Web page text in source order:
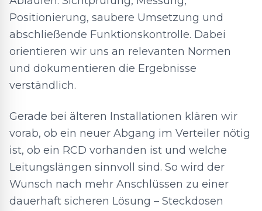
Positionierung, saubere Umsetzung und
abschließende Funktionskontrolle. Dabei
orientieren wir uns an relevanten Normen
und dokumentieren die Ergebnisse
verständlich.
Gerade bei älteren Installationen klären wir
vorab, ob ein neuer Abgang im Verteiler nötig
ist, ob ein RCD vorhanden ist und welche
Leitungslängen sinnvoll sind. So wird der
Wunsch nach mehr Anschlüssen zu einer
dauerhaft sicheren Lösung – Steckdosen